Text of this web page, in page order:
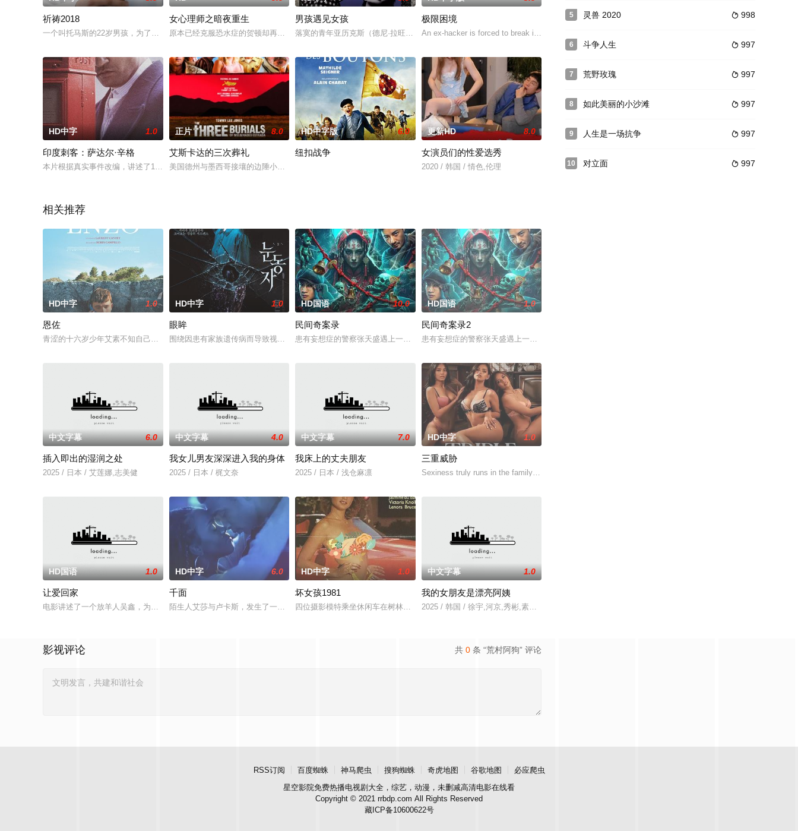
祈祷2018
一个叫托马斯的22岁男孩，为了戒毒加入了一个隐世于山里的社区的故事。这个社区，实际是由一帮瘾君子们组成的。但这帮人，和托马斯一样，试图通过祈祷和工作这
女心理师之暗夜重生
原本已经克服恐水症的贺顿却再次犯病，而这一切症结源于她无法正视钱开逸的死亡，这使得她与柏万福刚刚开始的感情岌岌可危。贺顿的心结越来越重，而汤小希的出现
男孩遇见女孩
落寞的青年亚历克斯（德尼·拉旺 Denis Lavant 饰）独自徘徊巴黎街头，他的女友移情别恋，不久又要去服兵役，钟爱的电影事业前景模糊。偶然机
极限困境
An ex-hacker is forced to break into high-level banking institutions, anoth
HD中字 1.0
印度刺客：萨达尔·辛格
本片根据真实事件改编，讲述了1940年3月，乌达姆·辛格在伦敦枪杀迈克尔·奥德怀尔爵士事件始末。年轻的乌达姆·辛格立志投身革命，争取自由平等。1919
正片 8.0
艾斯卡达的三次葬礼
美国德州与墨西哥接壤的边陲小镇，这里向来就是是非之地，因为这里充斥着从墨西哥进入美国非法的入境者，毒品、枪支也在这里泛滥。艾斯卡达（胡立欧•赛萨瑟迪罗
HD中字版 6.0
纽扣战争
更新HD 8.0
女演员们的性爱选秀
2020 / 韩国 / 情色,伦理
相关推荐
HD中字 1.0
恩佐
青涩的十六岁少年艾素不知自己想要什么，却清楚自己不要什么：父母享受的中产生活、哥哥向往的名校前途。砌砖建墙，朴拙的体力劳动，来得实实在在；乌克兰工友结
HD中字 1.0
眼眸
围绕因患有家族遗传病而导致视力逐渐丧失的摄影师瑞真展开。在面对跨越视力障碍、好不容易成为陶艺家却离奇身亡的双胞胎妹妹瑞音时，瑞真孤身一人踏上了挖掘死亡
HD国语 10.0
民间奇案录
患有妄想症的警察张天盛遇上一起离奇的神像杀人事件，勘案过程中，牵引出“婴胎报仇”，“娘娘索命”等一连串妖异事件，张天盛虽被种种诡怪幻象
HD国语 1.0
民间奇案录2
患有妄想症的警察张天盛遇上一起离奇的神像杀人事件，勘案过程中，牵引出“婴胎报仇”，“娘娘索命”等一连
中文字幕 6.0
插入即出的湿润之处
2025 / 日本 / 艾莲娜,志美健
中文字幕 4.0
我女儿男友深深进入我的身体
2025 / 日本 / 梶文奈
中文字幕 7.0
我床上的丈夫朋友
2025 / 日本 / 浅仓麻凛
HD中字 1.0
三重威胁
Sexiness truly runs in the family. Get to know VMX A-listers and sisters An
HD国语 1.0
让爱回家
电影讲述了一个放羊人吴鑫，为两只羊和他人发生冲突，失手将对方打死，被判处无期徒刑后，吴鑫在监狱的十几年间，一直表现良好，因吴鑫曾居住的村庄要整体搬迁，
HD中字 6.0
千面
陌生人艾莎与卢卡斯，发生了一场荒唐意外的一夜情。突如其来的警方封锁，令两人被迫困在奥克兰的公寓里，不得不朝夕共处。长夜漫漫，诡异怪事接连频发，眼前的一
HD中字 1.0
坏女孩1981
四位摄影模特乘坐休闲车在树林里度假。他们在落基山脉玩得很开心，在湖边划船，晒日光浴，赤裸裸地到处跑。他们遇到了一个伐木工人，他和
中文字幕 1.0
我的女朋友是漂亮阿姨
2025 / 韩国 / 徐宇,河京,秀彬,素美,崔敏浩,时宇,金东宇,韩蔚
共 0 条 “荒村阿狗” 评论
影视评论
5  998
灵兽 2020
6  997
斗争人生
7  997
荒野玫瑰
8  997
如此美丽的小沙滩
9  997
人生是一场抗争
10  997
对立面
RSS订阅 百度蜘蛛 神马爬虫 搜狗蜘蛛 奇虎地图 谷歌地图
必应爬虫
星空影院免费热播电视剧大全，综艺，动漫，未删减高清电影在线看
Copyright © 2021 rrbdp.com All Rights Reserved
藏ICP备10600622号